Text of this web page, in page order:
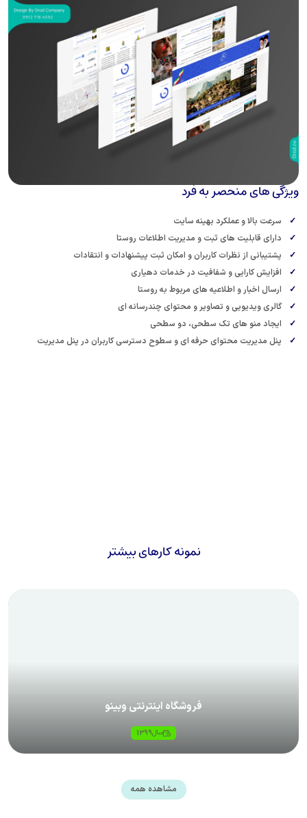
به فرد
بهینه سایت
ثبت و مدیریت اطلاعات روستا
کاربران و امکان ثبت پیشنهادات و انتقادات
و شفافیت در خدمات دهیاری
های مربوط به روستا
و تصاویر و محتوای چندرسانه ای
تک سطحی، دو سطحی
حرفه ای و سطوح دسترسی کاربران در پنل مدیریت
نمونه کارهای بیشتر
فروشگاه اینترنتی وبینو